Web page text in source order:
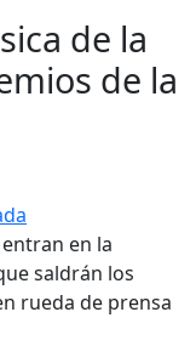
de la
de la
en la
saldrán los
rueda de prensa